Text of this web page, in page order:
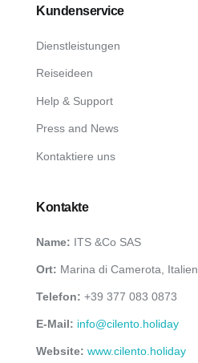
Kundenservice
Dienstleistungen
Reiseideen
Help & Support
Press and News
Kontaktiere uns
Kontakte
Name: ITS &Co SAS
Ort: Marina di Camerota, Italien
Telefon: +39 377 083 0873
E-Mail: info@cilento.holiday
Website: www.cilento.holiday